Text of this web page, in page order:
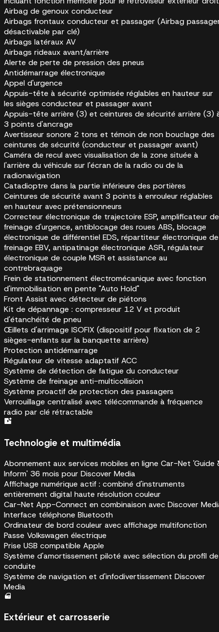
Airbag de genoux conducteur
Airbags frontaux conducteur et passager (Airbag
désactivable par clé)
Airbags latéraux AV
Airbags rideaux avant/arrière
Alerte de perte de pression des pneus
Antidémarrage électronique
Appel d'urgence
Appuis-tête à sécurité optimisée réglables en hauteur sur
les sièges conducteur et passager avant
Appuis-tête arrière (3) et ceintures de sécurité arrière (3)
3 points d'ancrage
Avertisseur sonore 2 tons et témoin de non bouclage des
ceintures de sécurité (conducteur et passager avant)
Caméra de recul avec visualisation de la zone située à
l'arrière du véhicule sur l'écran de la radio ou de la
radionavigation
Catadioptre dans la partie inférieure des portières
Ceintures de sécurité avant 3 points à enrouleur réglables
en hauteur avec prétensionneurs
Correcteur électronique de trajectoire ESP, amplificateur de
freinage d'urgence, antiblocage des roues ABS, blocage
électronique de différentiel EDS, répartiteur électronique de
freinage EBV, antipatinage électronique ASR, régulateur
électronique de couple MSR et assistance au
contrebraquage
Frein de stationnement électromécanique avec fonction
d'immobilisation en pente "Auto Hold"
Front Assist avec détecteur de piétons
Kit de dépannage : compresseur 12 V et produit
d'étanchéité de pneu
Œillets d'arrimage ISOFIX (dispositif pour fixation de 2
sièges-enfants sur la banquette arrière)
Protection antidémarrage
Régulateur de vitesse adaptatif ACC
Système de détection de fatigue du conducteur
Système de freinage anti-multicollision
Système proactif de protection des passagers
Verrouillage centralisé avec télécommande à fréquence
radio par clé rétractable
Technologie et multimédia
Abonnement aux services mobiles en ligne Car-Net 'Guide
Inform' 36 mois pour Discover Media
Affichage numérique actif : combiné d'instruments
entièrement digital haute résolution couleur
Car-Net App-Connect en combinaison avec Discover
Interface téléphone Bluetooth
Ordinateur de bord couleur avec affichage multifonction
Passe Volkswagen électrique
Prise USB compatible Apple
Système d'amortissement piloté avec sélection du profil de
conduite
Système de navigation et d'infodivertissement Discover
Media
Extérieur et carrosserie